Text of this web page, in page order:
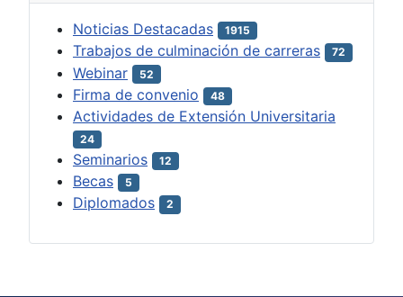
Noticias Destacadas 1915
Trabajos de culminación de carreras 72
Webinar 52
Firma de convenio 48
Actividades de Extensión Universitaria
24
Seminarios 12
Becas 5
Diplomados 2